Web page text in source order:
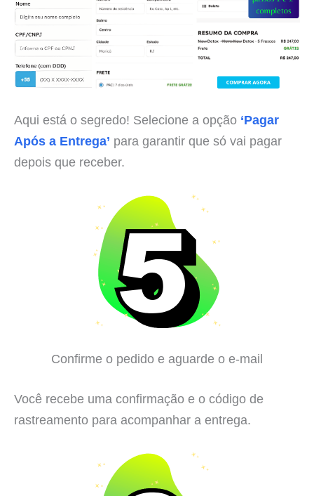
Aqui está o segredo! Selecione a opção ‘Pagar
Após a Entrega’ para garantir que só vai pagar
depois que receber.
Confirme o pedido e aguarde o e-mail
Você recebe uma confirmação e o código de
rastreamento para acompanhar a entrega.